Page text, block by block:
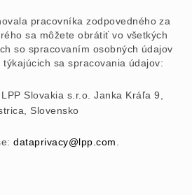
pracovníka zodpovedného za
sa môžete obrátiť vo všetkých
so spracovaním osobných údajov
sa spracovania údajov:
Slovakia s.r.o. Janka Kráľa 9,
Slovensko
dataprivacy@lpp.com